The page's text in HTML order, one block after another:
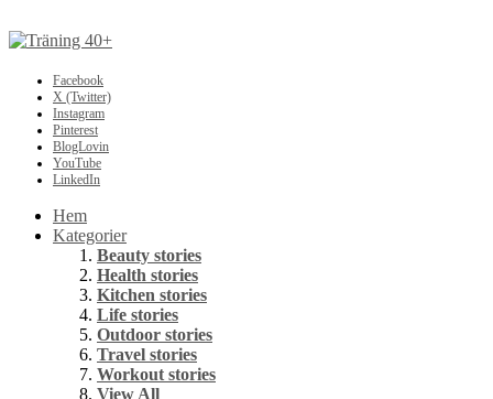
Facebook
X (Twitter)
Instagram
Pinterest
BlogLovin
YouTube
LinkedIn
Hem
Kategorier
Beauty stories
Health stories
Kitchen stories
Life stories
Outdoor stories
Travel stories
Workout stories
View All